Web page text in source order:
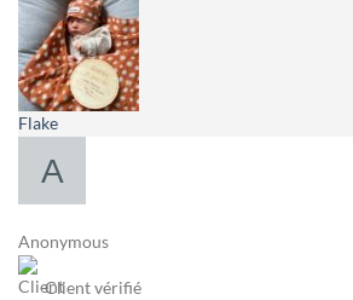
Flake
Anonymous
Client vérifié